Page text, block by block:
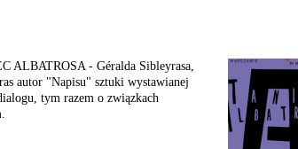
ALBATROSA - Géralda Sibleyrasa,
autor "Napisu" sztuki wystawianej
tym razem o związkach